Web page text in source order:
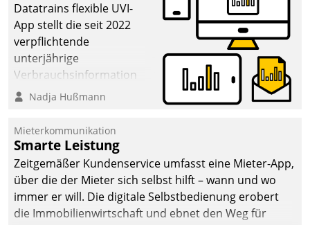
Datatrains flexible UVI-
App stellt die seit 2022
verpflichtende
unterjährige
Verbrauchsinformation
schnell, zuverlässig und
Die monatlichen
Mitteilungen zum
Heizungs- und
Wasserverbrauch gehen
automatisiert, vollständig
und auf Wunsch über
Nadja Hußmann
Mieterkommunikation
Smarte Leistung
Zeitgemäßer Kundenservice umfasst eine Mieter-App,
über die der Mieter sich selbst hilft – wann und wo
immer er will. Die digitale Selbstbedienung erobert
die Immobilienwirtschaft und ebnet den Weg für